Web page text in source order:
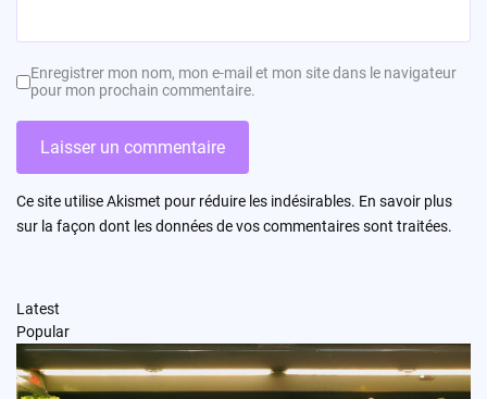
Enregistrer mon nom, mon e-mail et mon site dans le navigateur
pour mon prochain commentaire.
Ce site utilise Akismet pour réduire les indésirables. En savoir plus
sur la façon dont les données de vos commentaires sont traitées.
Latest
Popular